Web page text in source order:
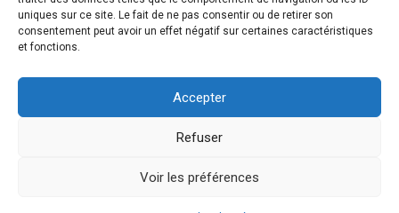
uniques sur ce site. Le fait de ne pas consentir ou de retirer son
consentement peut avoir un effet négatif sur certaines caractéristiques
et fonctions.
Accepter
Refuser
Voir les préférences
by Design of Mars